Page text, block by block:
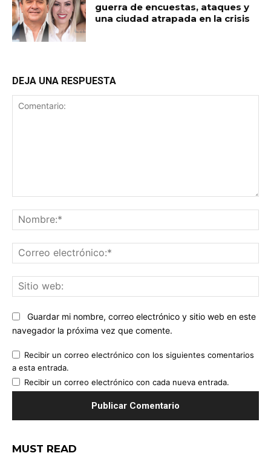
guerra de encuestas, ataques y
una ciudad atrapada en la crisis
DEJA UNA RESPUESTA
Guardar mi nombre, correo electrónico y sitio web en este
navegador la próxima vez que comente.
Recibir un correo electrónico con los siguientes comentarios
a esta entrada.
Recibir un correo electrónico con cada nueva entrada.
MUST READ